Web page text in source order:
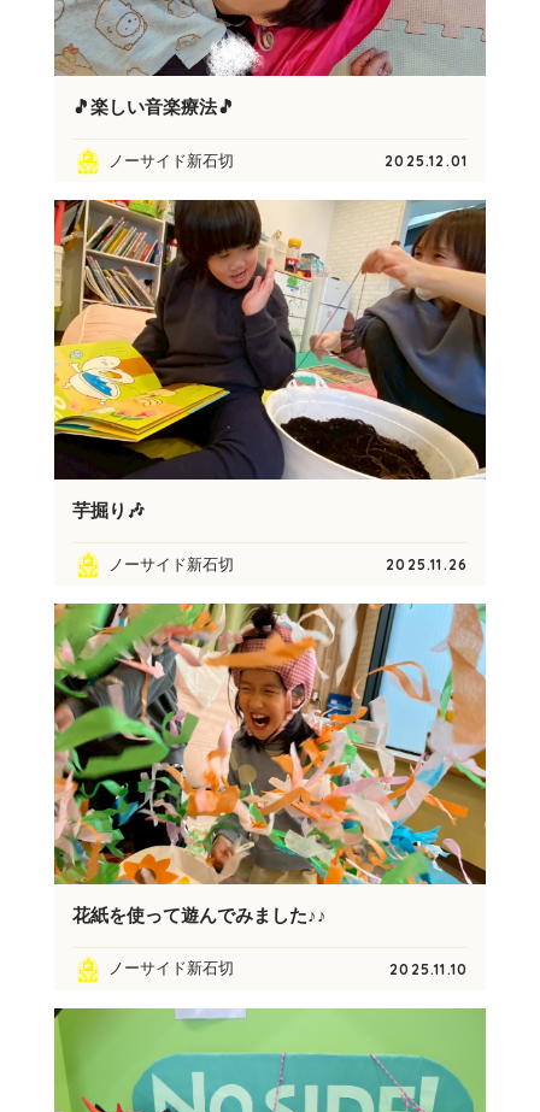
🎵楽しい音楽療法🎵
ノーサイド新石切 2025.12.01
芋掘り🎶
ノーサイド新石切 2025.11.26
花紙を使って遊んでみました♪♪
ノーサイド新石切 2025.11.10